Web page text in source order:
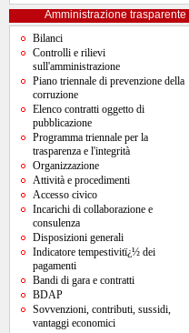
Amministrazione trasparente
Bilanci
Controlli e rilievi
sull'amministrazione
Piano triennale di prevenzione della
corruzione
Elenco contratti oggetto di
pubblicazione
Programma triennale per la
trasparenza e l'integrità
Organizzazione
Attività e procedimenti
Accesso civico
Incarichi di collaborazione e
consulenza
Disposizioni generali
Indicatore tempestivitï¿½ dei
pagamenti
Bandi di gara e contratti
BDAP
Sovvenzioni, contributi, sussidi,
vantaggi economici